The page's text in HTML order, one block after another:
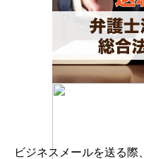
ビジネスメールを送る